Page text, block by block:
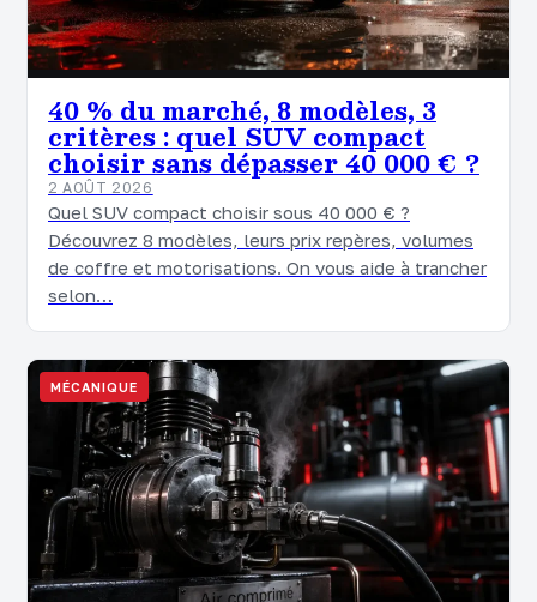
40 % du marché, 8 modèles, 3
critères : quel SUV compact
choisir sans dépasser 40 000 € ?
2 AOÛT 2026
Quel SUV compact choisir sous 40 000 € ?
Découvrez 8 modèles, leurs prix repères, volumes
de coffre et motorisations. On vous aide à trancher
selon…
MÉCANIQUE